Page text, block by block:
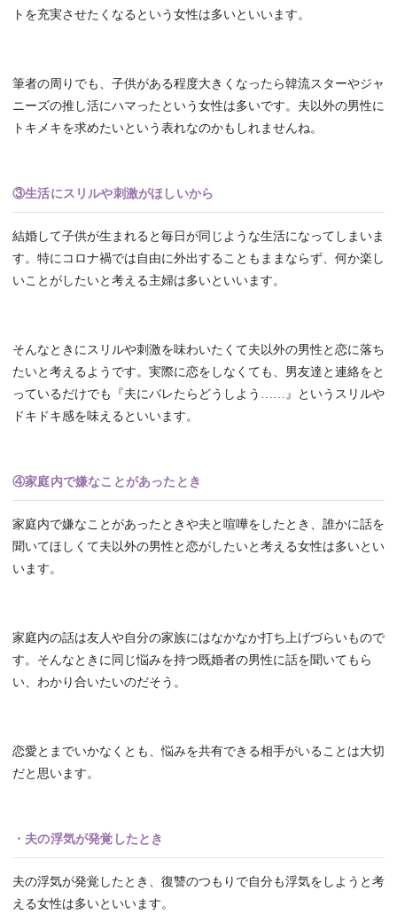
トを充実させたくなるという女性は多いといいます。
筆者の周りでも、子供がある程度大きくなったら韓流スターやジャ
ニーズの推し活にハマったという女性は多いです。夫以外の男性に
トキメキを求めたいという表れなのかもしれませんね。
③生活にスリルや刺激がほしいから
結婚して子供が生まれると毎日が同じような生活になってしまいま
す。特にコロナ禍では自由に外出することもままならず、何か楽し
いことがしたいと考える主婦は多いといいます。
そんなときにスリルや刺激を味わいたくて夫以外の男性と恋に落ち
たいと考えるようです。実際に恋をしなくても、男友達と連絡をと
っているだけでも『夫にバレたらどうしよう……』というスリルや
ドキドキ感を味えるといいます。
④家庭内で嫌なことがあったとき
家庭内で嫌なことがあったときや夫と喧嘩をしたとき、誰かに話を
聞いてほしくて夫以外の男性と恋がしたいと考える女性は多いとい
います。
家庭内の話は友人や自分の家族にはなかなか打ち上げづらいもので
す。そんなときに同じ悩みを持つ既婚者の男性に話を聞いてもら
い、わかり合いたいのだそう。
恋愛とまでいかなくとも、悩みを共有できる相手がいることは大切
だと思います。
・夫の浮気が発覚したとき
夫の浮気が発覚したとき、復讐のつもりで自分も浮気をしようと考
える女性は多いといいます。